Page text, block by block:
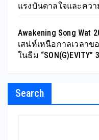
แรงบันดาลใจและคว
Awakening Song
เสน่ห์เหนือกาลเวลาข
ในธีม
Search